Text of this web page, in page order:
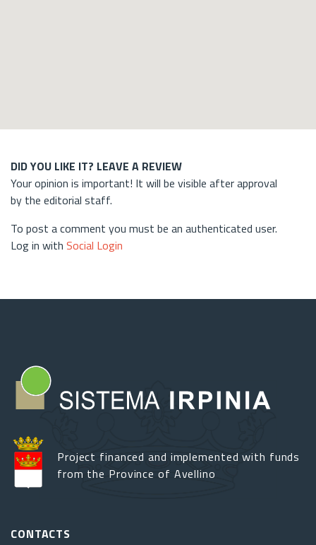
DID YOU LIKE IT? LEAVE A REVIEW
Your opinion is important! It will be visible after approval
by the editorial staff.
To post a comment you must be an authenticated user.
Log in with Social Login
Project financed and implemented with funds
from the Province of Avellino
CONTACTS